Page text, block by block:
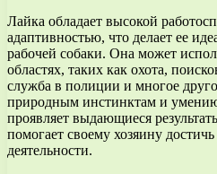
Лайка обладает высокой
адаптивностью, что делает ее
рабочей собаки. Она может
областях, таких как охота,
служба в полиции и многое
природным инстинктам и умению
проявляет выдающиеся
помогает своему хозяину
деятельности.